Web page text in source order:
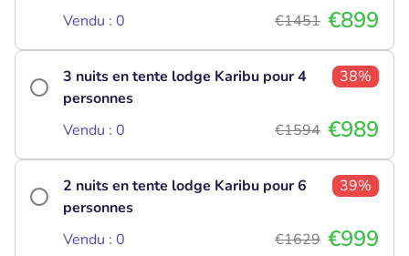
Vendu : 0 €1451 €899
3 nuits en tente lodge Karibu pour 4
personnes
38%
Vendu : 0 €1594 €989
2 nuits en tente lodge Karibu pour 6
personnes
39%
Vendu : 0 €1629 €999